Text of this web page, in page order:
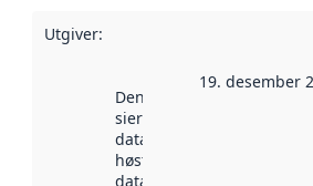
Utgiver:
Denne datoen
sier når
datasettet ble
høstet av
data.norge.no.
19. desember